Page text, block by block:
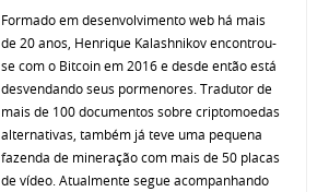
Formado em desenvolvimento web há mais
de 20 anos, Henrique Kalashnikov encontrou-
se com o Bitcoin em 2016 e desde então está
desvendando seus pormenores. Tradutor de
mais de 100 documentos sobre criptomoedas
alternativas, também já teve uma pequena
fazenda de mineração com mais de 50 placas
de vídeo. Atualmente segue acompanhando